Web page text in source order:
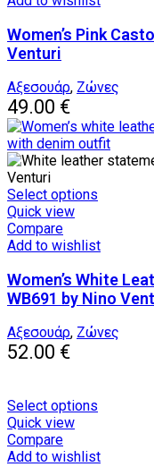
The
be
on
the
product
page
Women’s Pink
Venturi
Αξεσουάρ, Ζώνες
49.00 €
Select options
multiple
The
options
be
page
Quick view
Compare
Add to wishlist
Women’s White
WB691 by Nino
Αξεσουάρ, Ζώνες
52.00 €
Select options
multiple
Quick view
Compare
Add to wishlist